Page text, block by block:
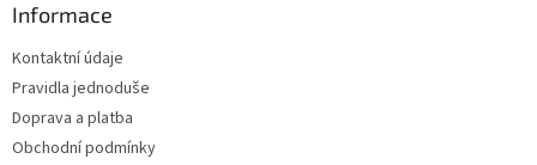
Informace
Kontaktní údaje
Pravidla jednoduše
Doprava a platba
Obchodní podmínky